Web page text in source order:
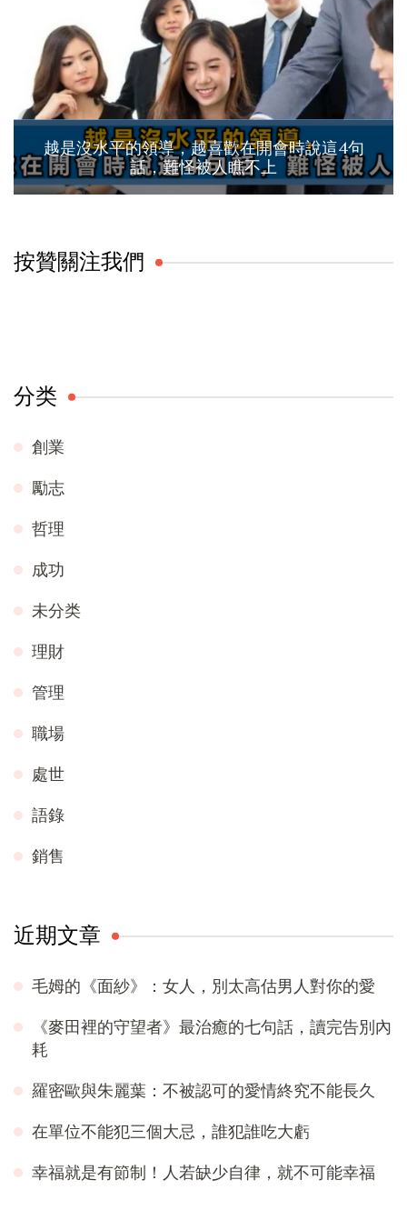
越是沒水平的領導，越喜歡在開會時說這4句
話，難怪被人瞧不上
按贊關注我們
分类
創業
勵志
哲理
成功
未分类
理財
管理
職場
處世
語錄
銷售
近期文章
毛姆的《面紗》：女人，別太高估男人對你的愛
《麥田裡的守望者》最治癒的七句話，讀完告別內
耗
羅密歐與朱麗葉：不被認可的愛情終究不能長久
在單位不能犯三個大忌，誰犯誰吃大虧
幸福就是有節制！人若缺少自律，就不可能幸福